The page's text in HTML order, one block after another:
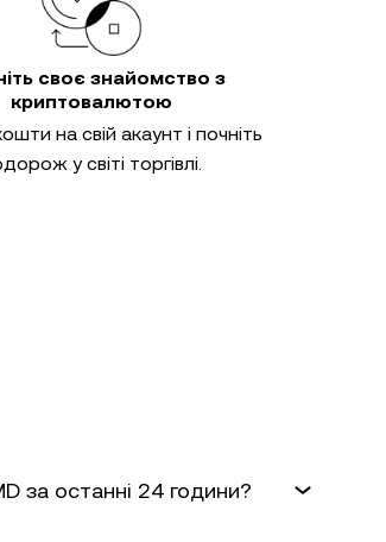
своє знайомство з
криптовалютою
на свій акаунт і почніть
у світі торгівлі.
за останні 24 години?